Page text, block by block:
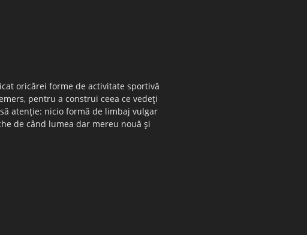
oricărei forme de activitate sportivă
pentru a construi ceea ce vedeţi
atenţie: nicio formă de limbaj vulgar
de când lumea dar mereu nouă şi